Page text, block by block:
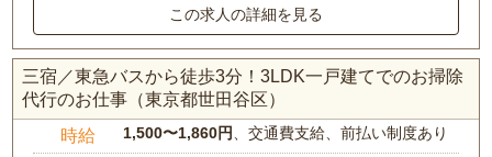
この求人の詳細を見る
三宿／東急バスから徒歩3分！3LDK一戸建てでのお掃除
代行のお仕事（東京都世田谷区）
時給 1,500〜1,860円、交通費支給、前払い制度あり